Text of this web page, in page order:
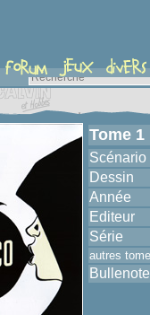
Tome 1
Scénario
Dessin
Année
Editeur
Série
autres
Bullenote